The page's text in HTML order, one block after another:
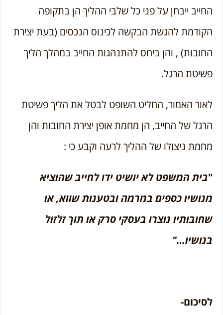
החייב ייבחן על פני כל שלבי ההליך הן בתקופה
הקודמת להגשת הבקשה לכינוס הנכסים (בעת יצירת
החובות) , והן ביחס להתנהגות החייב במהלך הליך
פשיטת הרגל.
לאור האמור, החליט השופט לבטל את הליך פשיטת
הרגל של החייב, הן מחמת אופן יצירת החובות והן
מחמת ניצולו של ההליך לרעה וקבע כי :
"בית המשפט לא יושיט ידו לחייב שהוציא
מנושיו כספים במרמה ובטענות שווא, או
שחובותיו נוצרו בעסקי סרק או תוך זלזול
בנושיו…"
לסיכום-